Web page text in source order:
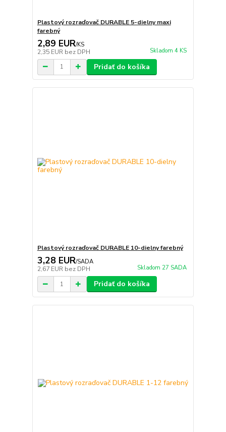
Plastový rozraďovač DURABLE 5-dielny maxi
farebný
2,89 EUR/KS
2,35 EUR bez DPH Skladom 4 KS
Pridať do košíka
Plastový rozraďovač DURABLE 10-dielny farebný
3,28 EUR/SADA
2,67 EUR bez DPH Skladom 27 SADA
Pridať do košíka